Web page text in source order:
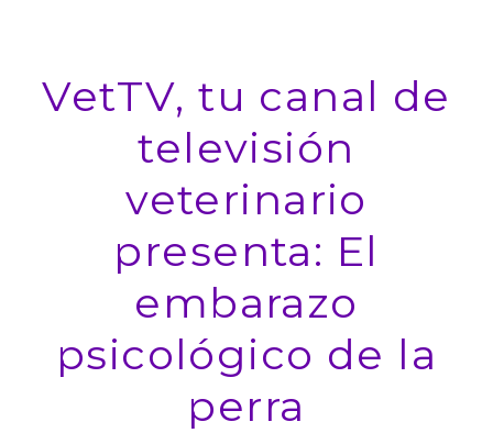
VetTV, tu canal de
televisión
veterinario
presenta: El
embarazo
psicológico de la
perra